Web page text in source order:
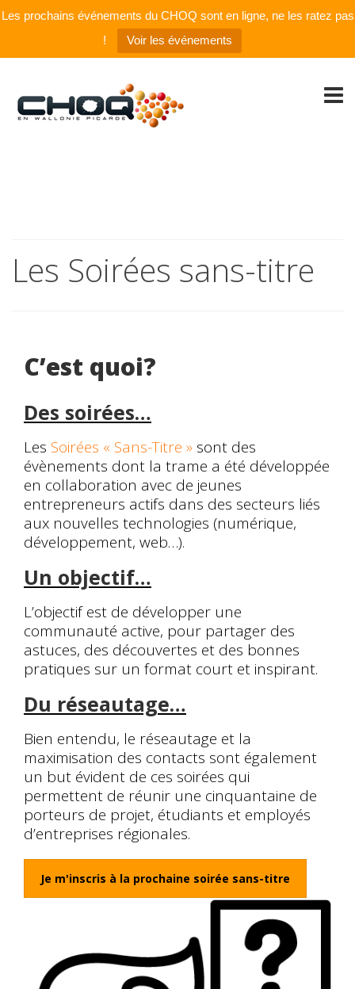
Les prochains événements du CHOQ sont en ligne, ne les ratez pas
!
Voir les événements
Les Soirées sans-titre
C’est quoi?
Des soirées…
Les Soirées « Sans-Titre » sont des
évènements dont la trame a été développée
en collaboration avec de jeunes
entrepreneurs actifs dans des secteurs liés
aux nouvelles technologies (numérique,
développement, web…).
Un objectif…
L’objectif est de développer une
communauté active, pour partager des
astuces, des découvertes et des bonnes
pratiques sur un format court et inspirant.
Du réseautage…
Bien entendu, le réseautage et la
maximisation des contacts sont également
un but évident de ces soirées qui
permettent de réunir une cinquantaine de
porteurs de projet, étudiants et employés
d’entreprises régionales.
Je m'inscris à la prochaine soirée sans-titre